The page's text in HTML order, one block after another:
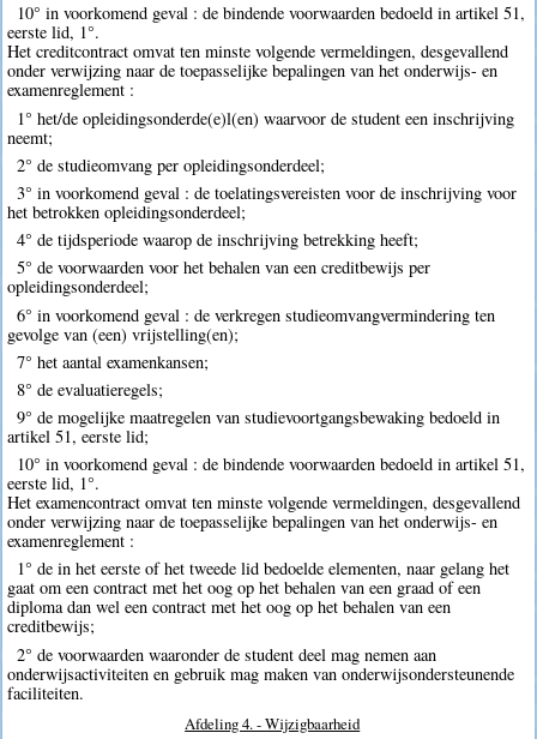
10° in voorkomend geval : de bindende voorwaarden bedoeld in artikel 51,
eerste lid, 1°.
Het creditcontract omvat ten minste volgende vermeldingen, desgevallend
onder verwijzing naar de toepasselijke bepalingen van het onderwijs- en
examenreglement :
1° het/de opleidingsonderde(e)l(en) waarvoor de student een inschrijving
neemt;
2° de studieomvang per opleidingsonderdeel;
3° in voorkomend geval : de toelatingsvereisten voor de inschrijving voor
het betrokken opleidingsonderdeel;
4° de tijdsperiode waarop de inschrijving betrekking heeft;
5° de voorwaarden voor het behalen van een creditbewijs per
opleidingsonderdeel;
6° in voorkomend geval : de verkregen studieomvangvermindering ten
gevolge van (een) vrijstelling(en);
7° het aantal examenkansen;
8° de evaluatieregels;
9° de mogelijke maatregelen van studievoortgangsbewaking bedoeld in
artikel 51, eerste lid;
10° in voorkomend geval : de bindende voorwaarden bedoeld in artikel 51,
eerste lid, 1°.
Het examencontract omvat ten minste volgende vermeldingen, desgevallend
onder verwijzing naar de toepasselijke bepalingen van het onderwijs- en
examenreglement :
1° de in het eerste of het tweede lid bedoelde elementen, naar gelang het
gaat om een contract met het oog op het behalen van een graad of een
diploma dan wel een contract met het oog op het behalen van een
creditbewijs;
2° de voorwaarden waaronder de student deel mag nemen aan
onderwijsactiviteiten en gebruik mag maken van onderwijsondersteunende
faciliteiten.
Afdeling 4. - Wijzigbaarheid